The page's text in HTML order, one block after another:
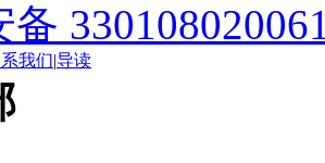
我们|导读